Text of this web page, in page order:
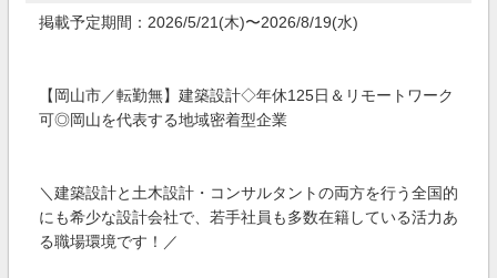
掲載予定期間：2026/5/21(木)〜2026/8/19(水)
【岡山市／転勤無】建築設計◇年休125日＆リモートワーク
可◎岡山を代表する地域密着型企業
＼建築設計と土木設計・コンサルタントの両方を行う全国的
にも希少な設計会社で、若手社員も多数在籍している活力あ
る職場環境です！／